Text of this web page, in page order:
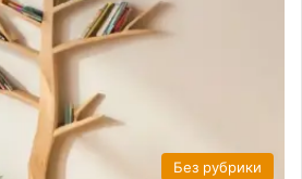
Без рубрики